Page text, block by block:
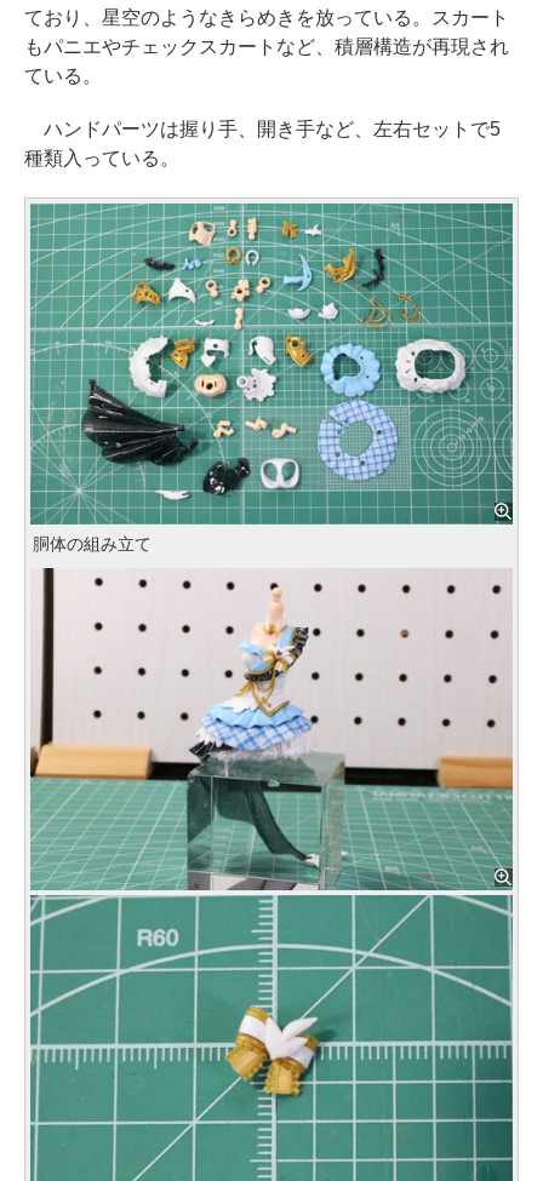
ており、星空のようなきらめきを放っている。スカート
もパニエやチェックスカートなど、積層構造が再現され
ている。
ハンドパーツは握り手、開き手など、左右セットで5
種類入っている。
胴体の組み立て